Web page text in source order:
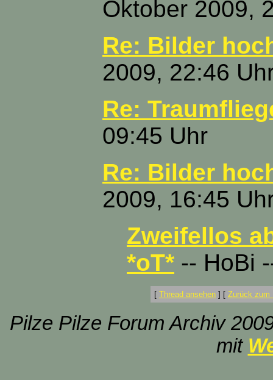
Oktober 2009,
Re: Bilder
2009, 22:46
Re:
09:45 Uhr
Re: Bilder
2009, 16:45
Zweifellos
*oT* -- HoBi
[ Thread ansehen ] [ Zurück zum
Pilze Pilze Forum Archiv
mit